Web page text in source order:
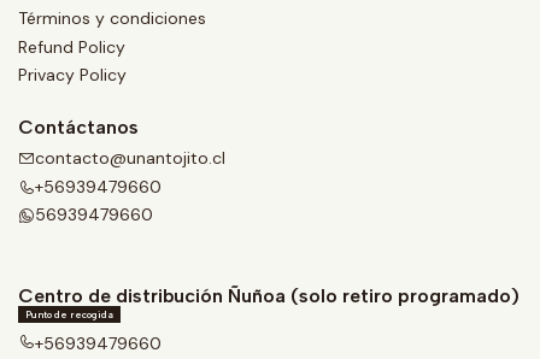
Términos y condiciones
Refund Policy
Privacy Policy
Contáctanos
contacto@unantojito.cl
+56939479660
56939479660
Centro de distribución Ñuñoa (solo retiro programado)
Punto de recogida
+56939479660